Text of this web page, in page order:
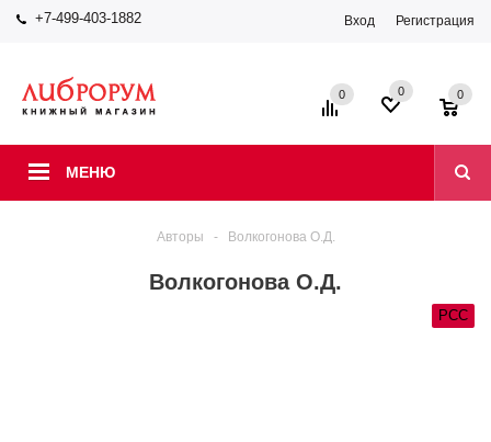
+7-499-403-1882 Вход Регистрация
МЕНЮ
0 0 0
Авторы - Волкогонова О.Д.
Волкогонова О.Д.
РСС